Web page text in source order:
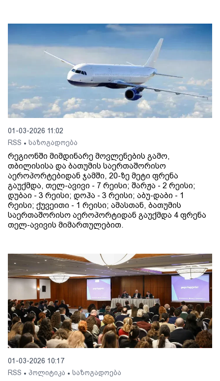
01-03-2026 11:02
RSS • საზოგადოება
რეგიონში მიმდინარე მოვლენების გამო,
თბილისისა და ბათუმის საერთაშორისო
აეროპორტებიდან ჯამში, 20-ზე მეტი ფრენა
გაუქმდა, თელ-ავივი - 7 რეისი; შარჟა - 2 რეისი;
დუბაი - 3 რეისი; დოჰა - 3 რეისი; აბუ-დაბი - 1
რეისი; ქუვეითი - 1 რეისი; ამასთან, ბათუმის
საერთაშორისო აეროპორტიდან გაუქმდა 4 ფრენა
თელ-ავივის მიმართულებით.
01-03-2026 10:17
RSS • პოლიტიკა • საზოგადოება